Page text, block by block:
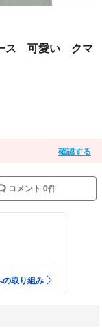
ス 可愛い クマ
確認する
コメント 0件
取り組み